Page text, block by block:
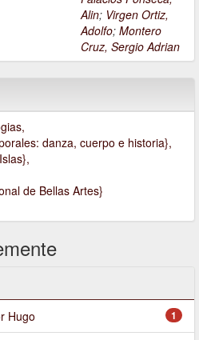
Alin; Virgen Ortiz,
Adolfo; Montero
Cruz, Sergio Adrian
danza, cuerpo e historia},
de Bellas Artes}
1
Hugo